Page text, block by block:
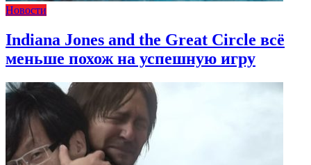
Новости
Indiana Jones and the Great Circle всё
меньше похож на успешную игру